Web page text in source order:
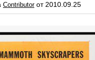
Contributorот 2010.09.25